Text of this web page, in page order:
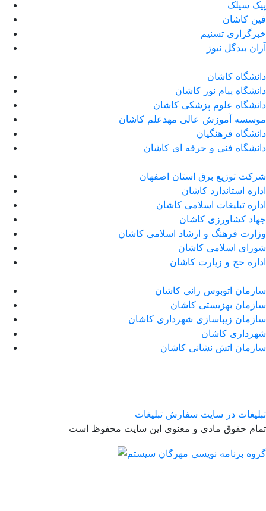
پیک سیلک
فین کاشان
خبرگزاری تسنیم
آران بیدگل نیوز
دانشگاه کاشان
دانشگاه پیام نور کاشان
دانشگاه علوم پزشکی کاشان
موسسه آموزش عالی مهدعلم کاشان
دانشگاه فرهنگیان
دانشگاه فنی و حرفه ای کاشان
شرکت توزیع برق استان اصفهان
اداره استاندارد كاشان
اداره تبلیغات اسلامی کاشان
جهاد کشاورزی کاشان
وزارت فرهنگ و ارشاد اسلامی کاشان
شورای اسلامی کاشان
اداره حج و زیارت کاشان
سازمان اتوبوس رانی کاشان
سازمان بهزیستی کاشان
سازمان زیباسازی شهرداری کاشان
شهرداری کاشان
سازمان اتش نشانی کاشان
تبلیغات در سایت سفارش تبلیغات
تمام حقوق مادی و معنوی این سایت محفوظ است